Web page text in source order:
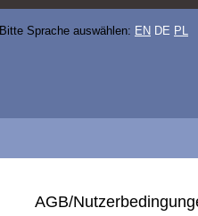
Bitte Sprache auswählen: EN DE PL
AGB/